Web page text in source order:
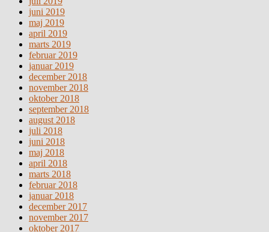
juni 2019
maj 2019
april 2019
marts 2019
februar 2019
januar 2019
december 2018
november 2018
oktober 2018
september 2018
august 2018
juli 2018
juni 2018
maj 2018
april 2018
marts 2018
februar 2018
januar 2018
december 2017
november 2017
oktober 2017